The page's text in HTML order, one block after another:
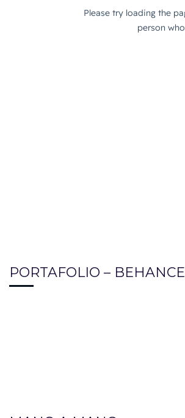
PORTAFOLIO – BEHANCE